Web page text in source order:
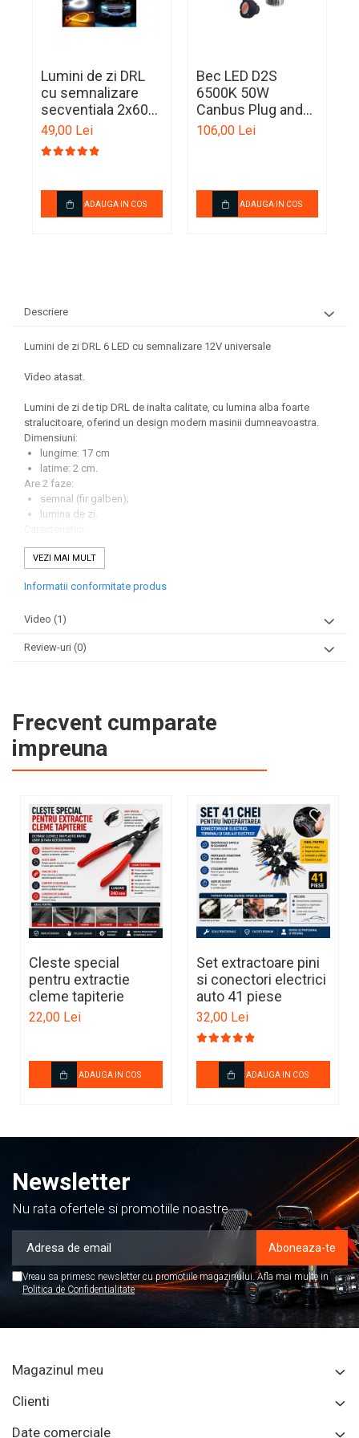
Ornamente Toba Auto
Plasa elastica & Organizator
Prelate Auto
Scrumiere Auto
Suport Auto Ochelari
Lumini de zi DRL
cu semnalizare
secventiala 2x60
cm 12V
49,00 Lei
ADAUGA IN COS
Bec LED D2S
6500K 50W
Canbus Plug and
Play inlocuire
106,00 Lei
ADAUGA IN COS
Descriere
Lumini de zi DRL 6 LED cu semnalizare 12V universale
Video atasat.
Lumini de zi de tip DRL de inalta calitate, cu lumina alba foarte
stralucitoare, oferind un design modern masinii dumneavoastra.
Dimensiuni:
lungime: 17 cm
latime: 2 cm.
Are 2 faze:
semnal (fir galben);
lumina de zi.
Tensiune 12V;
6 Led uri
Setul contine elementele de fixare;
Rezistenta la apa: IP67.
Setul contine 2 module lumini de zi cu DRL.
VEZI MAI MULT
Informatii conformitate produs
Video (1)
Review-uri (0)
Frecvent cumparate
impreuna
Cleste special
pentru extractie
cleme tapiterie
22,00 Lei
ADAUGA IN COS
Set extractoare pini
si conectori electrici
auto 41 piese
32,00 Lei
ADAUGA IN COS
Newsletter
Nu rata ofertele si promotiile noastre
Vreau sa primesc newsletter cu promotiile magazinului. Afla mai multe in
Politica de Confidentialitate
Magazinul meu
Clienti
Date comerciale